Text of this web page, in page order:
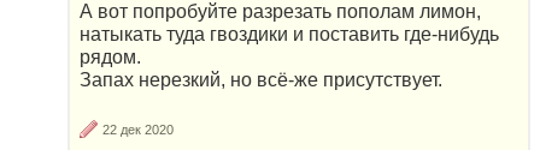
А вот попробуйте разрезать пополам лимон,
натыкать туда гвоздики и поставить где-нибудь
рядом.
Запах нерезкий, но всё-же присутствует.
22 дек 2020